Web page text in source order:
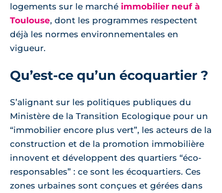
logements sur le marché immobilier neuf à
Toulouse, dont les programmes respectent
déjà les normes environnementales en
vigueur.
Qu’est-ce qu’un écoquartier ?
S’alignant sur les politiques publiques du
Ministère de la Transition Ecologique pour un
“immobilier encore plus vert”, les acteurs de la
construction et de la promotion immobilière
innovent et développent des quartiers “éco-
responsables” : ce sont les écoquartiers. Ces
zones urbaines sont conçues et gérées dans